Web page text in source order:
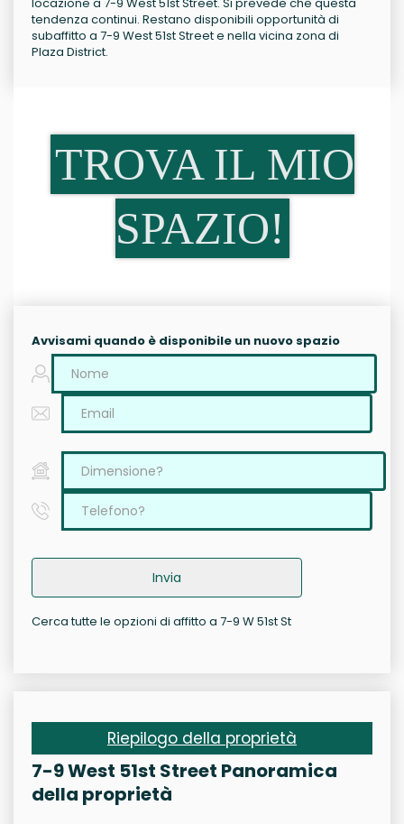
tendenza continui. Restano disponibili opportunità di
subaffitto a 7-9 West 51st Street e nella vicina zona di
Plaza District.
TROVA IL MIO
SPAZIO!
Avvisami quando è disponibile un nuovo spazio
Invia
Cerca tutte le opzioni di affitto a 7-9 W 51st St
Riepilogo della proprietà
7-9 West 51st Street Panoramica
della proprietà